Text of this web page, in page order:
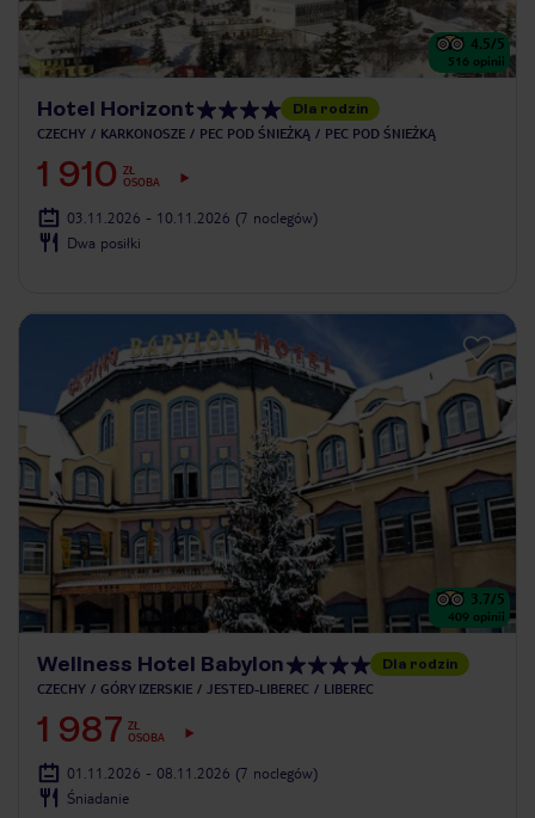
4.5/5
516 opinii
Hotel Horizont Dla rodzin
CZECHY KARKONOSZE PEC POD ŚNIEŻKĄ PEC POD ŚNIEŻKĄ
1 910 ZŁ
OSOBA
03.11.2026 - 10.11.2026 (7 noclegów)
Dwa posiłki
3.7/5
409 opinii
Wellness Hotel Babylon Dla rodzin
CZECHY GÓRY IZERSKIE JESTED-LIBEREC LIBEREC
1 987 ZŁ
OSOBA
01.11.2026 - 08.11.2026 (7 noclegów)
Śniadanie